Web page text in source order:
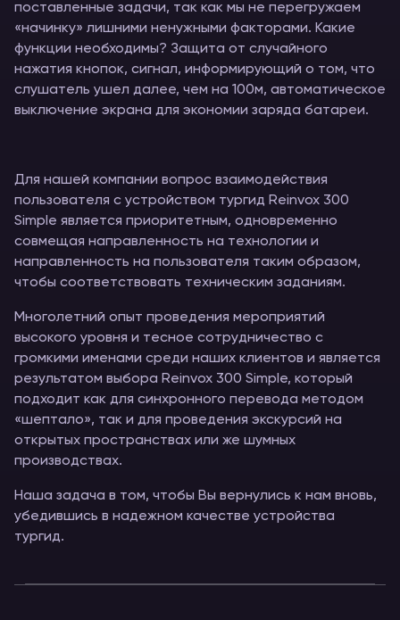
поставленные задачи, так как мы не перегружаем
«начинку» лишними ненужными факторами. Какие
функции необходимы? Защита от случайного
нажатия кнопок, сигнал, информирующий о том, что
слушатель ушел далее, чем на 100м, автоматическое
выключение экрана для экономии заряда батареи.
Для нашей компании вопрос взаимодействия
пользователя с устройством тургид Reinvox 300
Simple является приоритетным, одновременно
совмещая направленность на технологии и
направленность на пользователя таким образом,
чтобы соответствовать техническим заданиям.
Многолетний опыт проведения мероприятий
высокого уровня и тесное сотрудничество с
громкими именами среди наших клиентов и является
результатом выбора Reinvox 300 Simple, который
подходит как для синхронного перевода методом
«шептало», так и для проведения экскурсий на
открытых пространствах или же шумных
производствах.
Наша задача в том, чтобы Вы вернулись к нам вновь,
убедившись в надежном качестве устройства
тургид.